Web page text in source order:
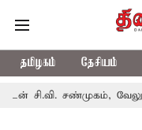
தமிழகம் தேசியம்
வேலுமணி சந்திப்பு